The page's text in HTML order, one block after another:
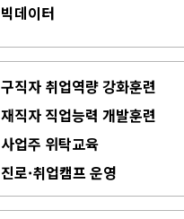
빅데이터
구직자 취업역량 강화훈련
재직자 직업능력 개발훈련
사업주 위탁교육
진로·취업캠프 운영